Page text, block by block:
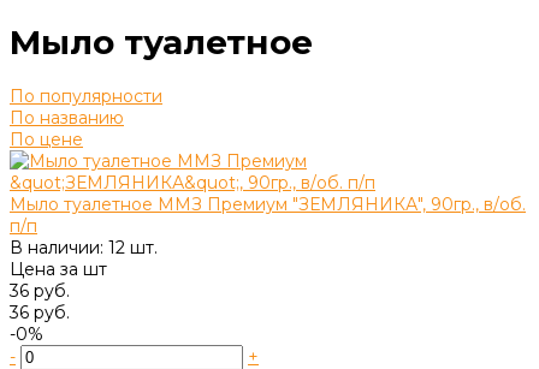
Мыло туалетное
По популярности
По названию
По цене
Мыло туалетное ММЗ Премиум "ЗЕМЛЯНИКА", 90гр., в/об.
п/п
В наличии: 12 шт.
Цена за шт
36 руб.
36 руб.
-0%
-
+